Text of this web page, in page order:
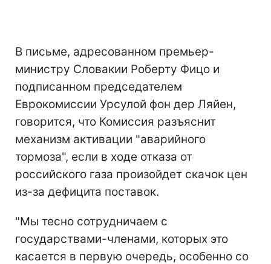
В письме, адресованном премьер-
министру Словакии Роберту Фицо и
подписанном председателем
Еврокомиссии Урсулой фон дер Ляйен,
говорится, что Комиссия разъяснит
механизм активации "аварийного
тормоза", если в ходе отказа от
российского газа произойдет скачок цен
из-за дефицита поставок.
"Мы тесно сотрудничаем с
государствами-членами, которых это
касается в первую очередь, особенно со